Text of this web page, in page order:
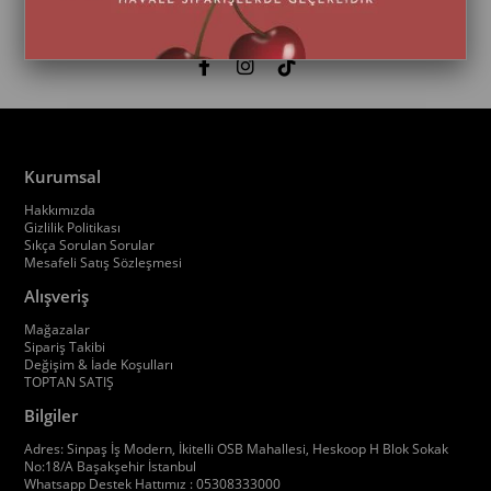
Kurumsal
Hakkımızda
Gizlilik Politikası
Sıkça Sorulan Sorular
Mesafeli Satış Sözleşmesi
Alışveriş
Mağazalar
Sipariş Takibi
Değişim & İade Koşulları
TOPTAN SATIŞ
Bilgiler
Adres: Sinpaş İş Modern, İkitelli OSB Mahallesi, Heskoop H Blok Sokak
No:18/A Başakşehir İstanbul
Whatsapp Destek Hattımız : 05308333000